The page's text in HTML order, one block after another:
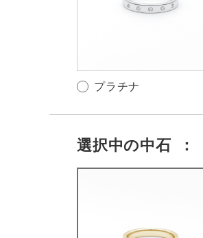
プラチナ
選択中の中石 ：